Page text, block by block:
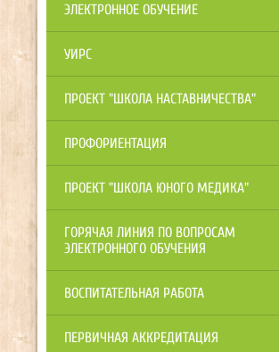
ЭЛЕКТРОННОЕ ОБУЧЕНИЕ
УИРС
ПРОЕКТ "ШКОЛА НАСТАВНИЧЕСТВА"
ПРОФОРИЕНТАЦИЯ
ПРОЕКТ "ШКОЛА ЮНОГО МЕДИКА"
ГОРЯЧАЯ ЛИНИЯ ПО ВОПРОСАМ
ЭЛЕКТРОННОГО ОБУЧЕНИЯ
ВОСПИТАТЕЛЬНАЯ РАБОТА
ПЕРВИЧНАЯ АККРЕДИТАЦИЯ